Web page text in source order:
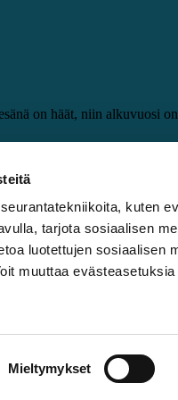
kuten
tarjota sosiaalisen
luotettujen sosiaalisen
muuttaa
Mieltymykset
on häät, niin
asteella, Juhlakirsikan
jossa on tarjolla valmiita
Hääsuunnittelija
kuohuviinibaarin